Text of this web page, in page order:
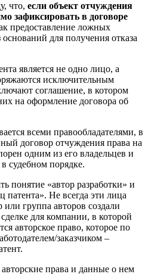
что, если объект отчуждения
зафиксировать в договоре
предоставление ложных
для получения отказа
является не одно лицо, а
исключительным
соглашение, в котором
на оформление договора об
всеми правообладателями, в
договор отчуждения права на
одним из его владельцев и
судебном порядке.
понятие «автор разработки» и
патента». Не всегда эти лица
группа авторов создали
для компании, в которой
авторское право, которое по
заказчиком –
права и данные о нем